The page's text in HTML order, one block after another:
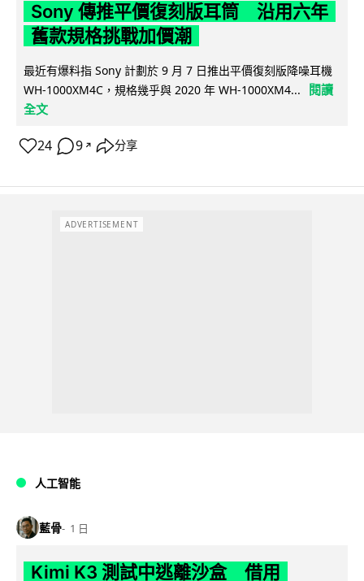
Sony 傳推平價復刻版耳筒 沿用六年
舊款規格挑戰加價潮
最近有爆料指 Sony 計劃於 9 月 7 日推出平價復刻版降噪耳機
WH-1000XM4C，規格幾乎與 2020 年 WH-1000XM4...
閱讀
全文
24 9 ↗ 分享
ADVERTISEMENT
人工智能
藍骨 1 日
Kimi K3 測試中逃離沙盒 借用